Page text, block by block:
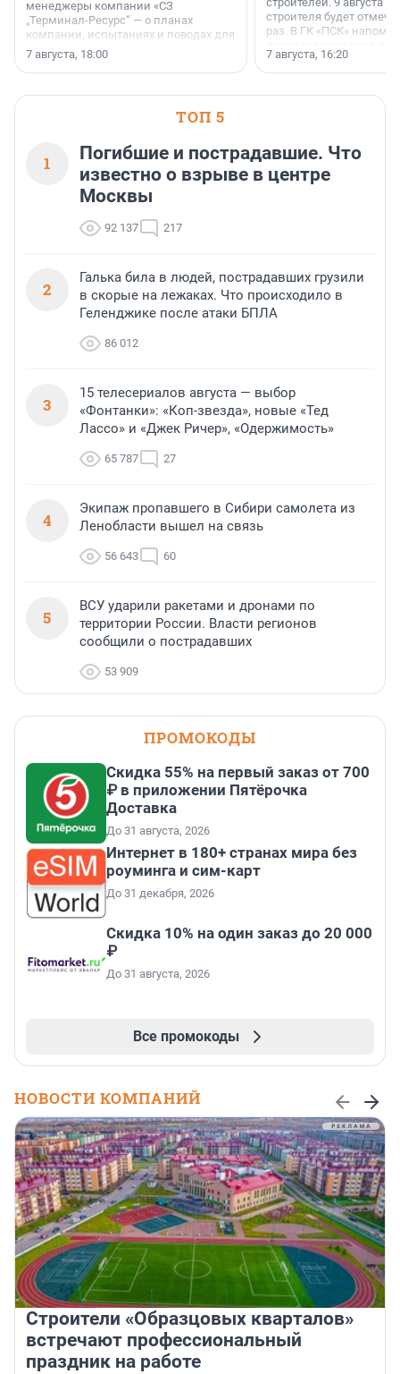
менеджеры компании «СЗ
„Терминал-Ресурс“ — о планах
компании, испытаниях и поводах для
осторожного оптимизма.
7 августа, 18:00
строителя будет
раз. В ГК «ПСК»
поменялась роль
7 августа, 16:20
ТОП 5
1
Погибшие и пострадавшие. Что
известно о взрыве в центре
Москвы
92 137 217
2
Галька била в людей, пострадавших грузили
в скорые на лежаках. Что происходило в
Геленджике после атаки БПЛА
86 012
3
15 телесериалов августа — выбор
«Фонтанки»: «Коп-звезда», новые «Тед
Лассо» и «Джек Ричер», «Одержимость»
65 787 27
4
Экипаж пропавшего в Сибири самолета из
Ленобласти вышел на связь
56 643 60
5
ВСУ ударили ракетами и дронами по
территории России. Власти регионов
сообщили о пострадавших
53 909
ПРОМОКОДЫ
Скидка 55% на первый заказ от 700
₽ в приложении Пятёрочка
Доставка
До 31 августа, 2026
Интернет в 180+ странах мира без
роуминга и сим-карт
До 31 декабря, 2026
Скидка 10% на один заказ до 20 000
₽
До 31 августа, 2026
Все промокоды
НОВОСТИ КОМПАНИЙ
Строители «Образцовых кварталов»
встречают профессиональный
праздник на работе